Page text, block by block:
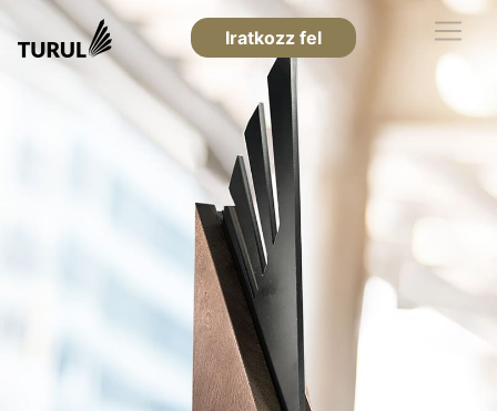
Iratkozz fel